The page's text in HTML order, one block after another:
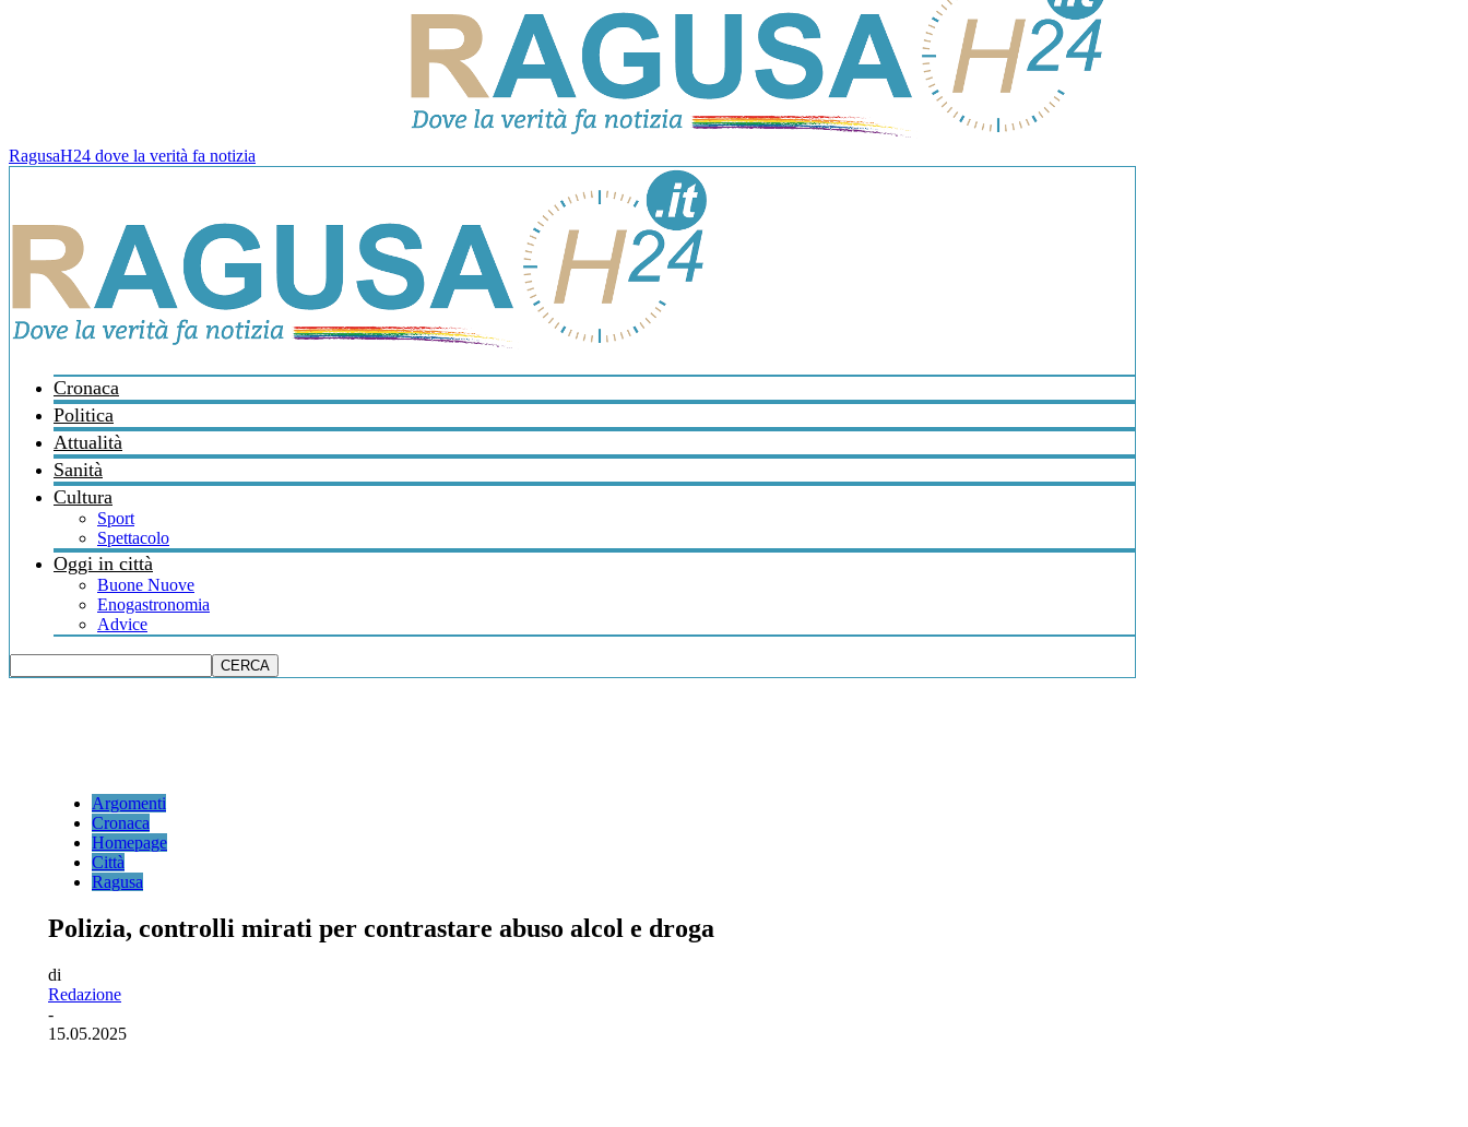
RagusaH24 dove la verità fa notizia
Cronaca
Politica
Attualità
Sanità
Cultura
Sport
Spettacolo
Oggi in città
Buone Nuove
Enogastronomia
Advice
Argomenti
Cronaca
Homepage
Città
Ragusa
Polizia, controlli mirati per contrastare abuso alcol e droga
di
Redazione
-
15.05.2025